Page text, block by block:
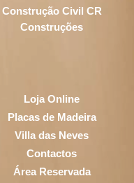
Construção Civil CR
Construções
Loja Online
Placas de Madeira
Villa das Neves
Contactos
Área Reservada